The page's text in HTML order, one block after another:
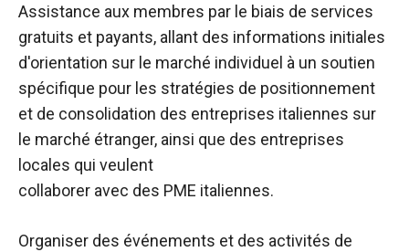
Assistance aux membres par le biais de services
gratuits et payants, allant des informations initiales
d'orientation sur le marché individuel à un soutien
spécifique pour les stratégies de positionnement
et de consolidation des entreprises italiennes sur
le marché étranger, ainsi que des entreprises
locales qui veulent
collaborer avec des PME italiennes.
Organiser des événements et des activités de